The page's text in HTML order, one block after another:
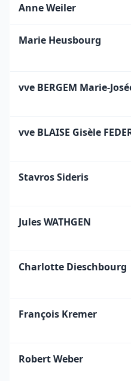
Anne Weiler
Marie Heusbourg
vve BERGEM Marie-
vve BLAISE Gisèle
Stavros Sideris
Jules WATHGEN
Charlotte Dieschbourg
François Kremer
Robert Weber